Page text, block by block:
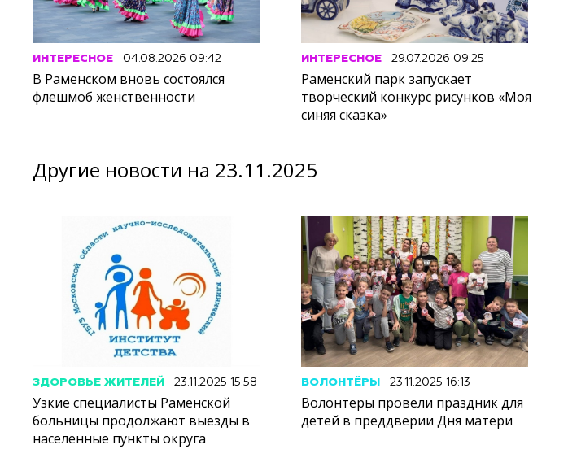
ИНТЕРЕСНОЕ 04.08.2026 09:42
В Раменском вновь состоялся
флешмоб женственности
ИНТЕРЕСНОЕ 29.07.2026 09:25
Раменский парк запускает
творческий конкурс рисунков «Моя
синяя сказка»
Другие новости на 23.11.2025
ЗДОРОВЬЕ ЖИТЕЛЕЙ 23.11.2025 15:58
Узкие специалисты Раменской
больницы продолжают выезды в
населенные пункты округа
ВОЛОНТЁРЫ 23.11.2025 16:13
Волонтеры провели праздник для
детей в преддверии Дня матери